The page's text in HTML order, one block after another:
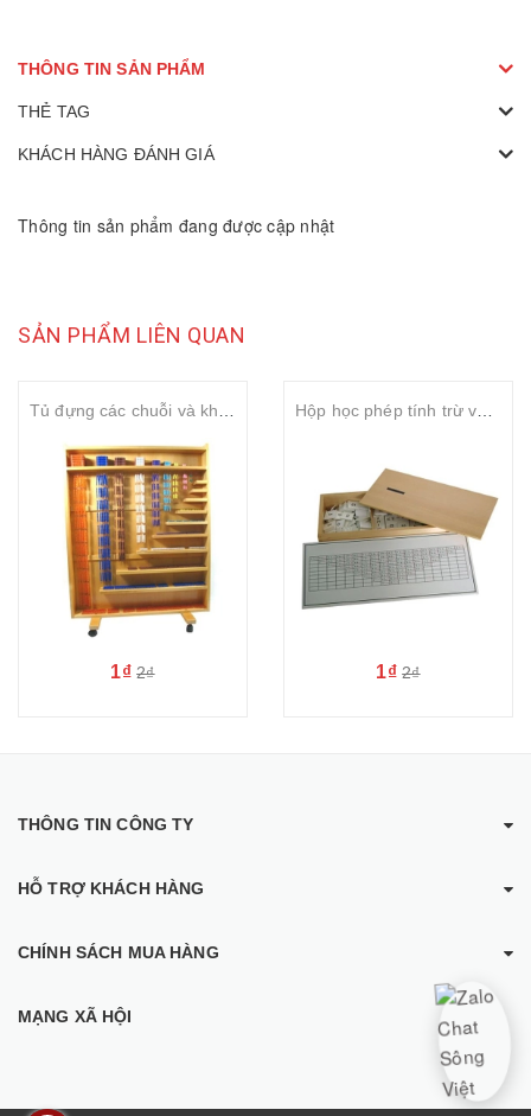
THÔNG TIN SẢN PHẨM
THẺ TAG
KHÁCH HÀNG ĐÁNH GIÁ
Thông tin sản phẩm đang được cập nhật
SẢN PHẨM LIÊN QUAN
1₫ 2₫ 1₫ 2₫
THÔNG TIN CÔNG TY
HỖ TRỢ KHÁCH HÀNG
CHÍNH SÁCH MUA HÀNG
MẠNG XÃ HỘI